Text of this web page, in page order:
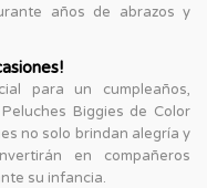
años de abrazos y
para un cumpleaños,
Biggies de Color
no solo brindan alegría y
en compañeros
su infancia.